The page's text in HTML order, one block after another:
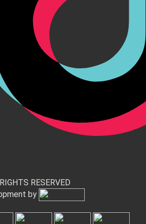
RESERVED
by